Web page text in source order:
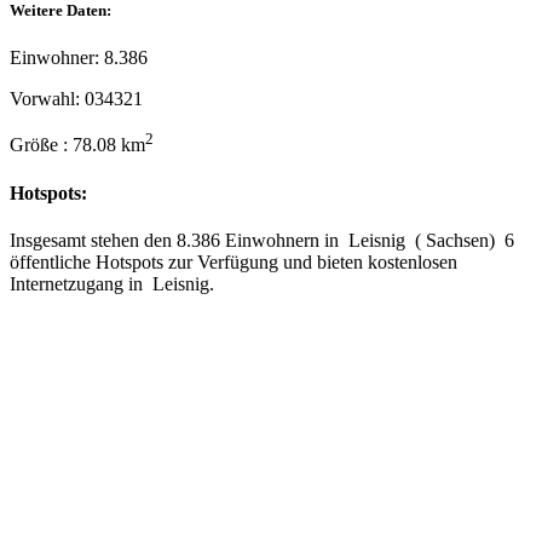
Weitere Daten:
Einwohner: 8.386
Vorwahl: 034321
Größe : 78.08 km2
Hotspots:
Insgesamt stehen den 8.386 Einwohnern in Leisnig ( Sachsen) 6
öffentliche Hotspots zur Verfügung und bieten kostenlosen
Internetzugang in Leisnig.